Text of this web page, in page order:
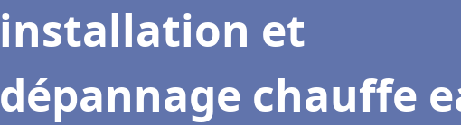
installation et
dépannage chauffe